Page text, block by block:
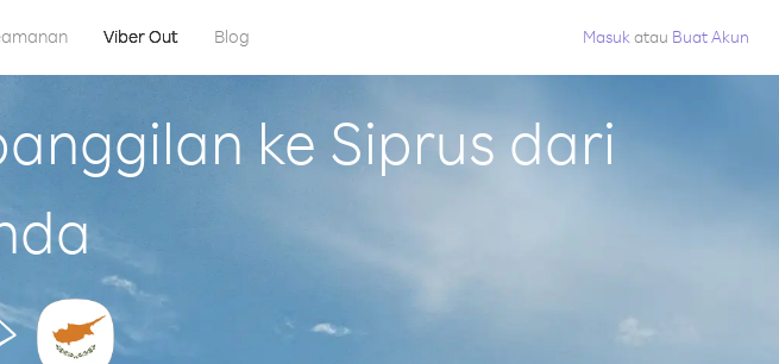
Viber Out Blog Masuk atau Buat Akun
ke Siprus dari